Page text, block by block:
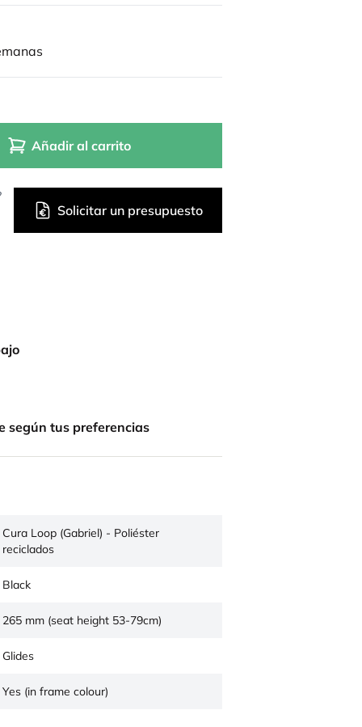
Añadir al carrito
Solicitar un presupuesto
según tus preferencias
Cura Loop (Gabriel) - Poliéster
reciclados
Black
265 mm (seat height 53-79cm)
Glides
Yes (in frame colour)